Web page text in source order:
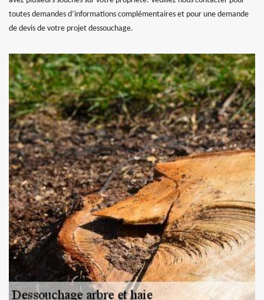
toutes demandes d’informations complémentaires et pour une demande
de devis de votre projet dessouchage.